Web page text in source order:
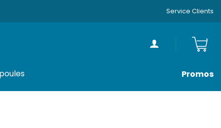
Service Clients
Promos